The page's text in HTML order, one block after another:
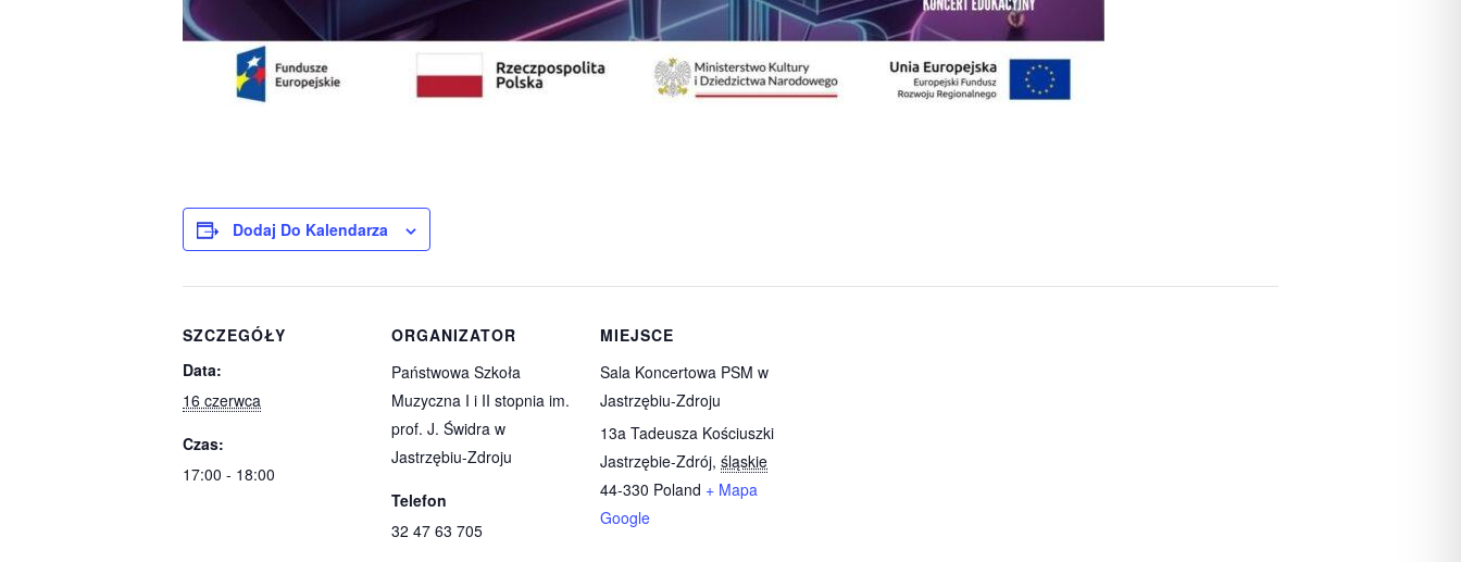
Dodaj Do Kalendarza
SZCZEGÓŁY
Data:
16 czerwca
Czas:
17:00 - 18:00
ORGANIZATOR
Państwowa Szkoła
Muzyczna I i II stopnia im.
prof. J. Świdra w
Jastrzębiu-Zdroju
Telefon
32 47 63 705
MIEJSCE
Sala Koncertowa PSM w
Jastrzębiu-Zdroju
13a Tadeusza Kościuszki
Jastrzębie-Zdrój, śląskie
44-330 Poland + Mapa
Google